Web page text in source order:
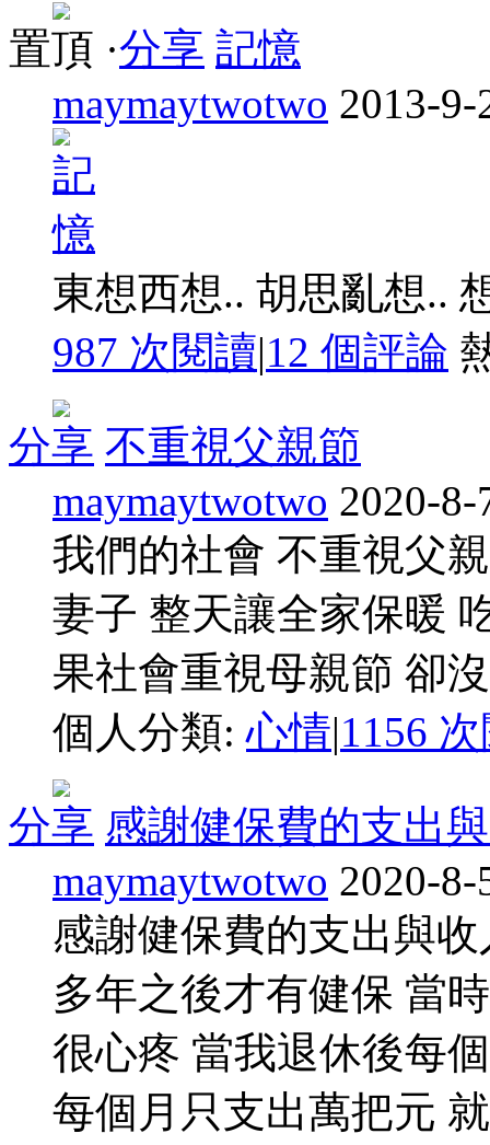
置頂 ·分享 記憶
maymaytwotwo 2013-9-
東想西想.. 胡思亂想..
987 次閱讀|12 個評論
分享 不重視父親節
maymaytwotwo 2020-8-
我們的社會 不重視父
妻子 整天讓全家保暖
果社會重視母親節 卻
個人分類:心情|1156
分享 感謝健保費的支出
maymaytwotwo 2020-8-
感謝健保費的支出與
多年之後才有健保 當
很心疼 當我退休後每
每個月只支出萬把元